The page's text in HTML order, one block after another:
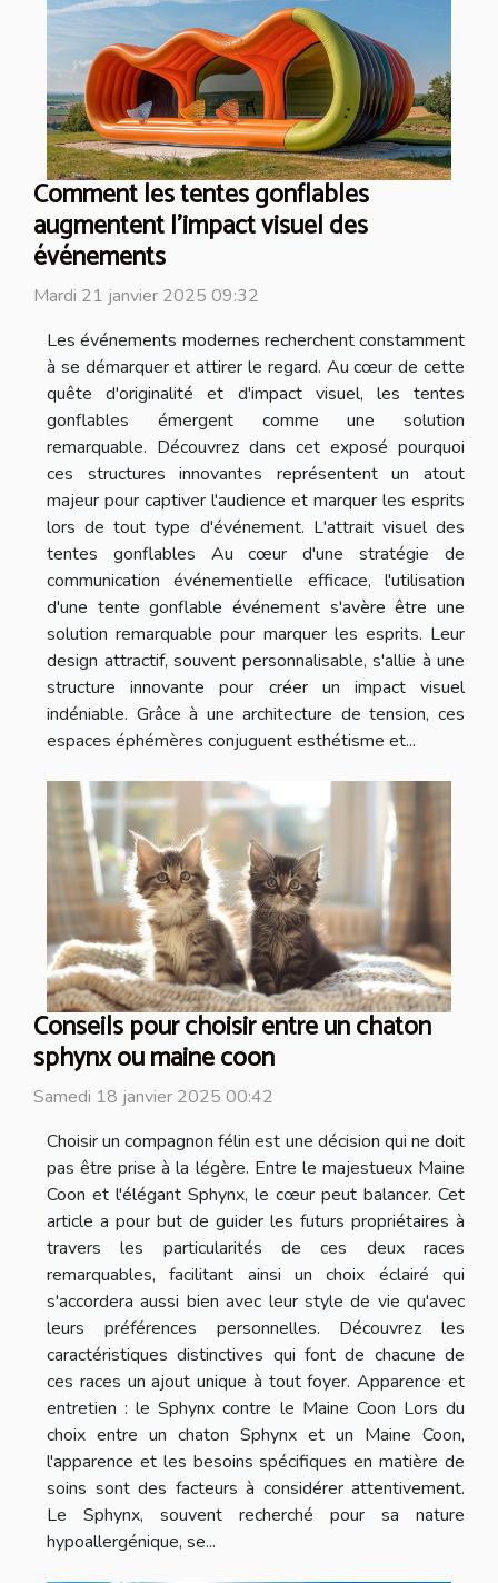
Comment les tentes gonflables
augmentent l'impact visuel des
événements
Mardi 21 janvier 2025 09:32
Les événements modernes recherchent constamment
à se démarquer et attirer le regard. Au cœur de cette
quête d'originalité et d'impact visuel, les tentes
gonflables émergent comme une solution
remarquable. Découvrez dans cet exposé pourquoi
ces structures innovantes représentent un atout
majeur pour captiver l'audience et marquer les esprits
lors de tout type d'événement. L'attrait visuel des
tentes gonflables Au cœur d'une stratégie de
communication événementielle efficace, l'utilisation
d'une tente gonflable événement s'avère être une
solution remarquable pour marquer les esprits. Leur
design attractif, souvent personnalisable, s'allie à une
structure innovante pour créer un impact visuel
indéniable. Grâce à une architecture de tension, ces
espaces éphémères conjuguent esthétisme et...
Conseils pour choisir entre un chaton
sphynx ou maine coon
Samedi 18 janvier 2025 00:42
Choisir un compagnon félin est une décision qui ne doit
pas être prise à la légère. Entre le majestueux Maine
Coon et l'élégant Sphynx, le cœur peut balancer. Cet
article a pour but de guider les futurs propriétaires à
travers les particularités de ces deux races
remarquables, facilitant ainsi un choix éclairé qui
s'accordera aussi bien avec leur style de vie qu'avec
leurs préférences personnelles. Découvrez les
caractéristiques distinctives qui font de chacune de
ces races un ajout unique à tout foyer. Apparence et
entretien : le Sphynx contre le Maine Coon Lors du
choix entre un chaton Sphynx et un Maine Coon,
l'apparence et les besoins spécifiques en matière de
soins sont des facteurs à considérer attentivement.
Le Sphynx, souvent recherché pour sa nature
hypoallergénique, se...